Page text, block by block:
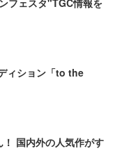
フェスタ"TGC情報を
ィション「to the
国内外の人気作がす